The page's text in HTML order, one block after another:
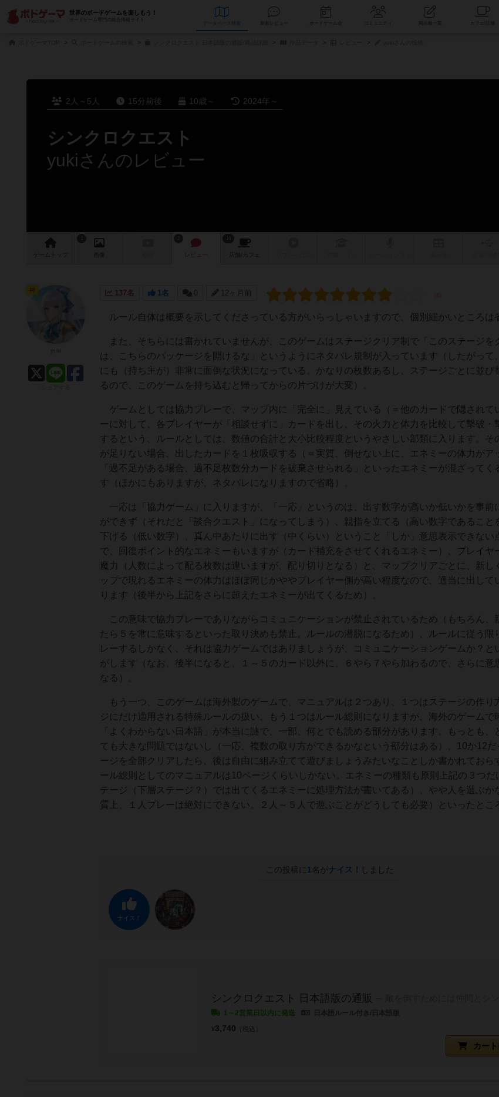
世界のボードゲームを楽しもう！
ボードゲーム専門の総合情報サイト
データベース コミュニティ
2人～5人 15分前後 10歳～ 2024年～
シンクロクエスト
yukiさんのレビュー
ゲーム 画像 レビュー 店舗/ カフェ
137名 1名 0 12ヶ月前
ルール自体は概要を示してくださっている方がいらっしゃいますので、個別細かいところは
また、そちらには書かれていませんが、このゲームはステージクリア制で「このステージを
は、こちらのパッケージを開けるな」というようにネタバレ規制が入っています（したがって
にも（持ち主が）非常に面倒な状況になっている。かなりの枚数あるし、ステージごとに並び
るので、このゲームを持ち込むと帰ってからの片づけが大変）。
ゲームとしては協力プレーで、マップ内に「完全に」見えている（＝他のカードで隠されて
ーに対して、各プレイヤーが「相談せずに」カードを出し、その火力と体力を比較して撃破・
するという、ルールとしては、数値の合計と大小比較程度というやさしい部類に入ります。そ
が足りない場合、出したカードを１枚吸収する（＝実質、倒せない上に、エネミーの体力がア
「過不足がある場合、過不足枚数分カードを破棄させられる」といったエネミーが混ざってく
す（ほかにもありますが、ネタバレになりますので省略）。
一応は「協力ゲーム」に入りますが、「一応」というのは、出す数字が高いか低いかを事前
ができず（それだと「談合クエスト」になってしまう）、親指を立てる（高い数字であること
下げる（低い数字）、真ん中あたりに出す（中くらい）ということ「しか」意思表示できない
で、回復ポイント的なエネミーもいますが（カード補充をさせてくれるエネミー）、プレイヤ
魔力（人数によって配る枚数は違いますが、配り切りとなる）と、マップクリアごとに、新し
ップで現れるエネミーの体力はほぼ同じかややプレイヤー側が高い程度なので、適当に出して
ります（後半から上記をさらに超えたエネミーが出てくるため）。
この意味で協力プレーでありながらコミュニケーションが禁止されているため（もちろん、
たら５を常に意味するといった取り決めも禁止。ルールの潜脱になるため）、ルールに従う限
レーするしかなく、それは協力ゲームではありましょうが、コミュニケーションゲームか？と
がします（なお、後半になると、１～５のカード以外に、６やら７やら加わるので、さらに意
なる）。
もう一つ、このゲームは海外製のゲームで、マニュアルは２つあり、１つはステージの作り
ジにだけ適用される特殊ルールの扱い、もう１つはルール総則になりますが、海外のゲームで
「よくわからない日本語」が本当に謎で、一部、何とでも読める部分があります。もっとも、
ても大きな問題ではないし（一応、複数の取り方ができるかなという部分はある）、10か12だ
ージを全部クリアしたら、後は自由に組み立てて遊びましょうみたいなことしか書かれておら
ール総則としてのマニュアルは10ページくらいしかない。エネミーの種類も原則上記の３つだ
テージ（下層ステージ？）では出てくるエネミーに処理方法が書いてある）、やや人を選ぶか
質上、１人プレーは絶対にできない。２人～５人で遊ぶことがどうしても必要）といったとこ
この投稿に 1 名がナイス！ しました
ナイス！
シンクロクエスト 日本語版の通販
1～2営業日以内に発送
カー
¥3,740 （税込）